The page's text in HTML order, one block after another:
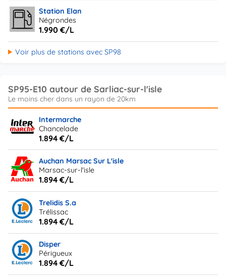
Station Elan
Négrondes
1.990 €/L
Voir plus de stations avec SP98
SP95-E10 autour de Sarliac-sur-l'isle
Intermarche
Chancelade
1.894 €/L
Auchan Marsac Sur L'isle
Marsac-sur-l'isle
1.894 €/L
Trelidis S.a
Trélissac
1.894 €/L
Disper
Périgueux
1.894 €/L